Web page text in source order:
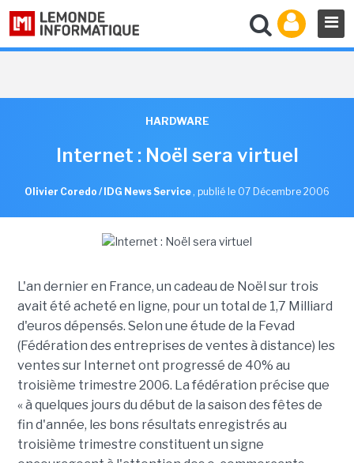
HARDWARE
Internet : Noël sera virtuel
Olivier Coredo / IDG News Service , publié le 07 Décembre 2006
L'an dernier en France, un cadeau de Noël sur trois
avait été acheté en ligne, pour un total de 1,7 Milliard
d'euros dépensés. Selon une étude de la Fevad
(Fédération des entreprises de ventes à distance) les
ventes sur Internet ont progressé de 40% au
troisième trimestre 2006. La fédération précise que
« à quelques jours du début de la saison des fêtes de
fin d'année, les bons résultats enregistrés au
troisième trimestre constituent un signe